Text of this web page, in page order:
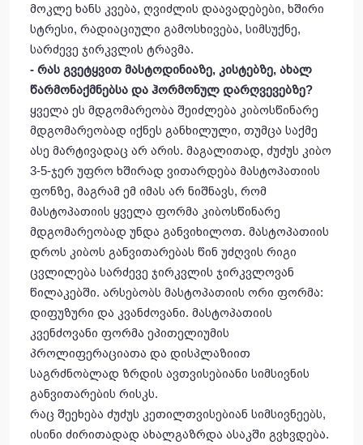
მოკლე ხანს კვება, ღვიძლის დაავადებები, ხშირი
სტრესი, რადიაციული გამოსხივება, სიმსუქნე,
სარძევე ჯირკვლის ტრავმა.
- რას გვეტყვით მასტოდინიაზე, კისტებზე, ახალ
წარმონაქმნებსა და ჰორმონულ დარღვევებზე?
ყველა ეს მდგომარეობა შეიძლება კიბოსწინარე
მდგომარეობად იქნეს განხილული, თუმცა საქმე
ასე მარტივადაც არ არის. მაგალითად, ძუძუს კიბო
3-5-ჯერ უფრო ხშირად ვითარდება მასტოპათიის
ფონზე, მაგრამ ემ იმას არ ნიშნავს, რომ
მასტოპათიის ყველა ფორმა კიბოსწინარე
მდგომარეობად უნდა განვიხილოთ. მასტოპათიის
დროს კიბოს განვითარებას წინ უძღვის რიგი
ცვლილება სარძევე ჯირკვლის ჯირკვლოვან
წილაკებში. არსებობს მასტოპათიის ორი ფორმა:
დიფუზური და კვანძოვანი. მასტოპათიის
კვენძოვანი ფორმა ეპითელიუმის
პროლიფერაციათა და დისპლაზიით
საგრძნობლად ზრდის ავთვისებიანი სიმსივნის
განვითარების რისკს.
რაც შეეხება ძუძუს კეთილთვისებიან სიმსივნეებს,
ისინი ძირითადად ახალგაზრდა ასაკში გვხვდება.